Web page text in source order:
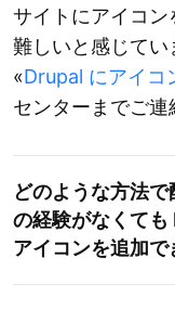
サイトにアイコ
難しいと感じて
«Drupal にアイコ
センターまでご連
どのような方法
の経験がなくて
アイコンを追加で